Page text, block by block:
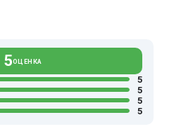
5ОЦЕНКА
5
5
5
5